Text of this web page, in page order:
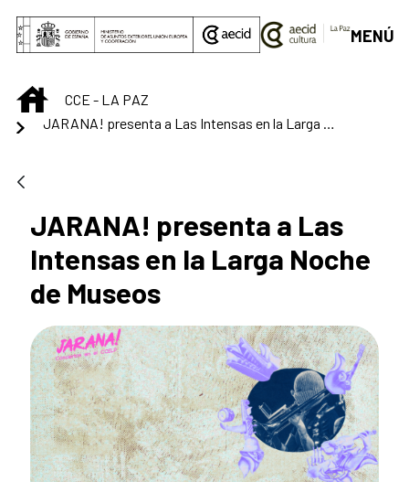
Saut au contenu principal
MENÚ
INICIOCCE - LA PAZ
JARANA! presenta a Las Intensas en la Larga Noche de Museos
JARANA! presenta a Las
Intensas en la Larga Noche
de Museos